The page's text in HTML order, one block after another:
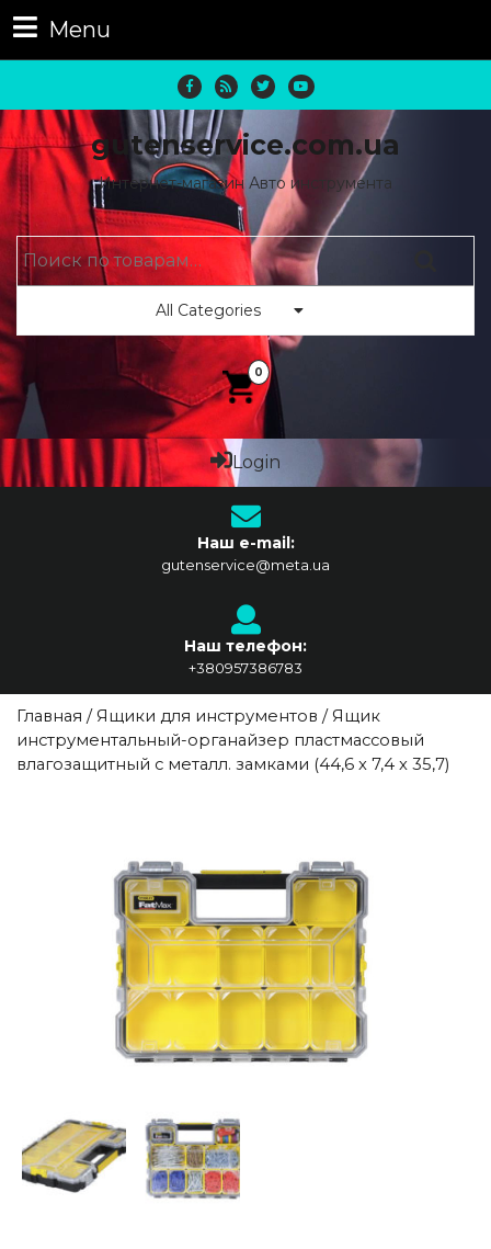
Menu
gutenservice.com.ua
Интернет-магазин Авто инструмента
All Categories
0
Login
Наш e-mail:
gutenservice@meta.ua
Наш телефон:
+380957386783
Главная / Ящики для инструментов / Ящик
инструментальный-органайзер пластмассовый
влагозащитный с металл. замками (44,6 x 7,4 x 35,7)